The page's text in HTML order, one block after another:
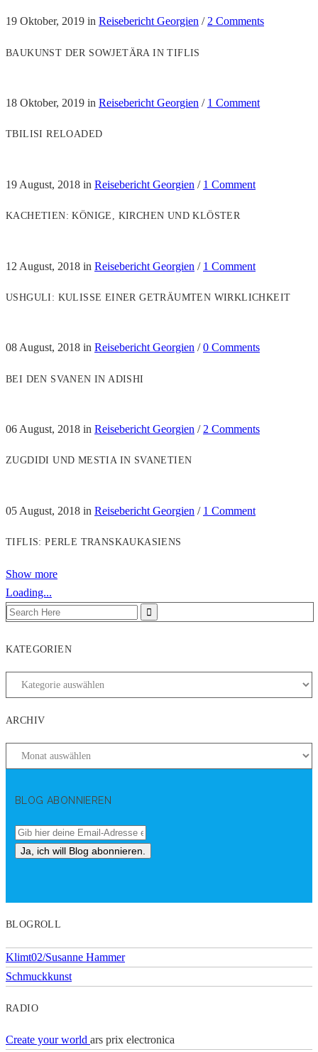
19 Oktober, 2019 in Reisebericht Georgien / 2 Comments
BAUKUNST DER SOWJETÄRA IN TIFLIS
18 Oktober, 2019 in Reisebericht Georgien / 1 Comment
TBILISI RELOADED
19 August, 2018 in Reisebericht Georgien / 1 Comment
KACHETIEN: KÖNIGE, KIRCHEN UND KLÖSTER
12 August, 2018 in Reisebericht Georgien / 1 Comment
USHGULI: KULISSE EINER GETRÄUMTEN WIRKLICHKEIT
08 August, 2018 in Reisebericht Georgien /0 Comments
BEI DEN SVANEN IN ADISHI
06 August, 2018 in Reisebericht Georgien / 2 Comments
ZUGDIDI UND MESTIA IN SVANETIEN
05 August, 2018 in Reisebericht Georgien / 1 Comment
TIFLIS: PERLE TRANSKAUKASIENS
Show more
Loading...
KATEGORIEN
ARCHIV
BLOG ABONNIEREN
BLOGROLL
Klimt02/Susanne Hammer
Schmuckkunst
RADIO
Create your world ars prix electronica